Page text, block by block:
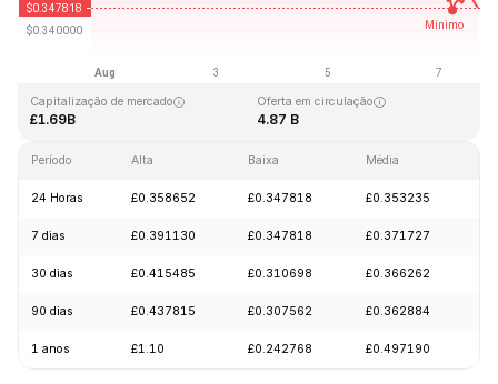
Última atualização: 2026-08-07, 17:12 GMT+0
£0.082171
Capitalização de mercado
£1.69B
Oferta em circulação
4.87 B
Período Alta Baixa Média
24 Horas £0.358652 £0.347818 £0.353235
7 dias £0.391130 £0.347818 £0.371727
30 dias £0.415485 £0.310698 £0.366262
90 dias £0.437815 £0.307562 £0.362884
1 anos £1.10 £0.242768 £0.497190